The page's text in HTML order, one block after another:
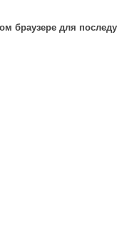
браузере для